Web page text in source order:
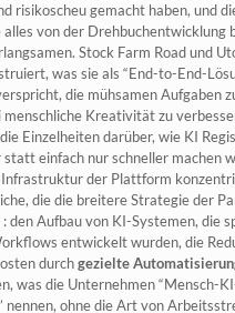
risi­ko­scheu gemacht haben, und
alles von der Dreh­buch­ent­wick­lung
Stock Farm Road und
was sie als “End-to-End-
die müh­sa­men Auf­ga­ben
mensch­li­che Krea­ti­vi­tät zu
Ein­zel­hei­ten dar­über, wie KI
ein­fach nur schnel­ler machen
Infra­struk­tur der Platt­form
die die brei­te­re Stra­te­gie der
den Auf­bau von KI-Sys­te­men, die
ent­wi­ckelt wur­den, die
durchgeziel­te
was die Unter­neh­men “Mensch-
nen­nen, ohne die Art von